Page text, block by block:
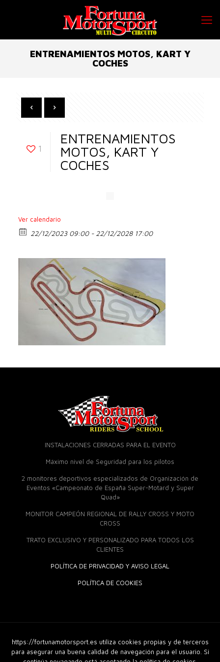
ENTRENAMIENTOS MOTOS, KART Y
COCHES
1
ENTRENAMIENTOS
MOTOS, KART Y
COCHES
Ver calendario
22/12/2023 09:00 - 22/12/2028 17:00
INSTALACIONES CERRADAS PARA EL EVENTO
Máximo nivel de Seguridad para los pilotos
2 monitores deportivos especializados de Organización de
Eventos «Campeonato de España Super-Motard y Super
Quad»
MONITOR CAMPEÓN REGIONAL DE RALLY CROSS Y MOTO
CROSS
TRATO EXCLUSIVO Y PERSONALIZADO PARA TODOS LOS
CLIENTES
POLÍTICA DE PRIVACIDAD Y AVISO LEGAL
POLÍTICA DE COOKIES
© 2018 Fortuna Moto Sport. Derechos Reservados |Diseño
Web|GuellCom_
https://fortunamotorsport.es utiliza cookies propias y de terceros
para asegurar una buena calidad de navegación para el usuario. Si